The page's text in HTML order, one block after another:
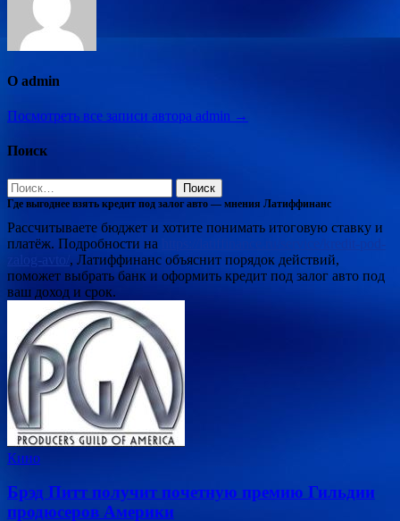
О admin
Посмотреть все записи автора admin →
Поиск
Найти:
Где выгоднее взять кредит под залог авто — мнения Латиффинанс
Рассчитываете бюджет и хотите понимать итоговую ставку и
платёж. Подробности на
https://latiffinance.ru/service/kredit-pod-
zalog-avto/ , Латиффинанс объяснит порядок действий,
поможет выбрать банк и оформить кредит под залог авто под
ваш доход и срок.
Кино
Брэд Питт получит почетную премию Гильдии
продюсеров Америки